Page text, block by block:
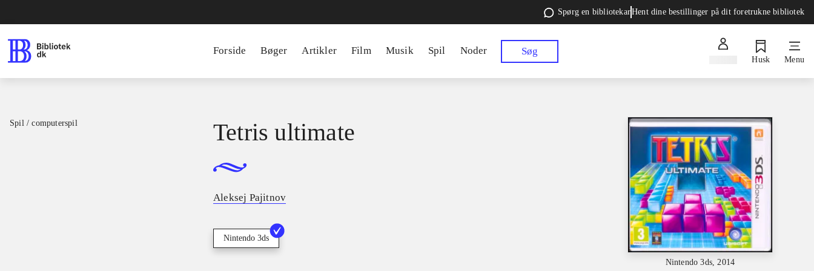
Spørg en bibliotekarHent dine bestillinger på dit foretrukne bibliotek
Forside Bøger Artikler Film Musik Spil Noder Søg
Husk Menu
Spil / computerspil
Nintendo 3ds, 2014
Tetris ultimate
Aleksej Pajitnov
Nintendo 3ds